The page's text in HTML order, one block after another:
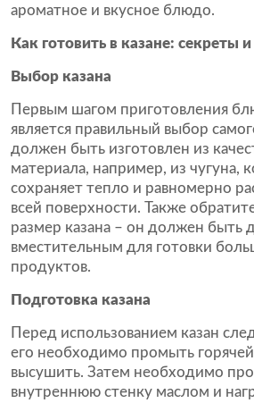
ароматное и вкусное блюдо.
Как готовить в казане: секреты
Выбор казана
Первым шагом приготовления
является правильный выбор
должен быть изготовлен из
материала, например, из чугуна,
сохраняет тепло и равномерно
всей поверхности. Также
размер казана – он должен быть
вместительным для готовки
продуктов.
Подготовка казана
Перед использованием казан
его необходимо промыть
высушить. Затем необходимо
внутреннюю стенку маслом и